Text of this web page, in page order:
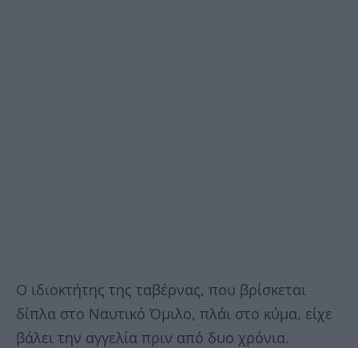
Ο ιδιοκτήτης της ταβέρνας, που βρίσκεται
δίπλα στο Ναυτικό Όμιλο, πλάι στο κύμα, είχε
βάλει την αγγελία πριν από δυο χρόνια.